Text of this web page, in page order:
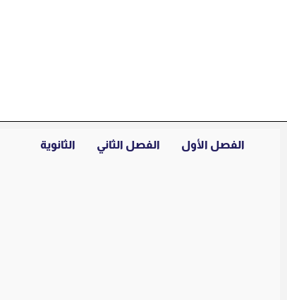
الفصل الأول الفصل الثاني الثانوية